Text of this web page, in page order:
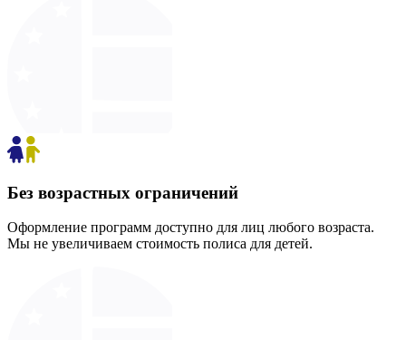
Без возрастных ограничений
Оформление программ доступно для лиц любого возраста.
Мы не увеличиваем стоимость полиса для детей.